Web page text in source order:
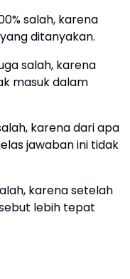
salah, karena
ditanyakan.
salah, karena
masuk dalam
karena dari apa
jawaban ini tidak
karena setelah
lebih tepat